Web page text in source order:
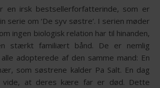
serie om ‘De syv søstre‘. I serien møder
ingen biologisk relation har til hinanden,
stærkt familiært bånd. De er nemlig
adopterede af den samme mand: En
som søstrene kalder Pa Salt. En dag
vide, at deres kære far er død. Dette